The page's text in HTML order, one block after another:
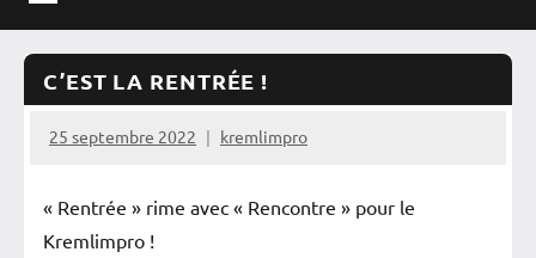
C’EST LA RENTRÉE !
25 septembre 2022 kremlimpro
« Rentrée » rime avec « Rencontre » pour le
Kremlimpro !